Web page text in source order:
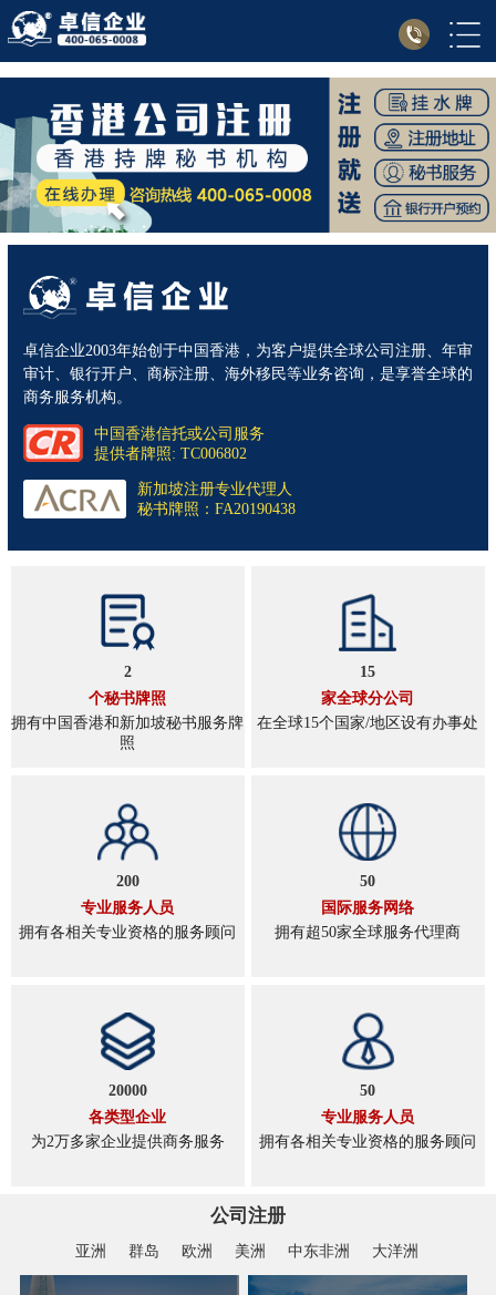
卓信企业2003年始创于中国香港，为客户提供全球公司注册、年审
审计、银行开户、商标注册、海外移民等业务咨询，是享誉全球的
商务服务机构。
中国香港信托或公司服务
提供者牌照: TC006802
新加坡注册专业代理人
秘书牌照：FA20190438
2
个秘书牌照
拥有中国香港和新加坡秘书服务牌
照
15
家全球分公司
在全球15个国家/地区设有办事处
200
专业服务人员
拥有各相关专业资格的服务顾问
50
国际服务网络
拥有超50家全球服务代理商
20000
各类型企业
为2万多家企业提供商务服务
50
专业服务人员
拥有各相关专业资格的服务顾问
公司注册
亚洲 群岛 欧洲 美洲 中东非洲 大洋洲